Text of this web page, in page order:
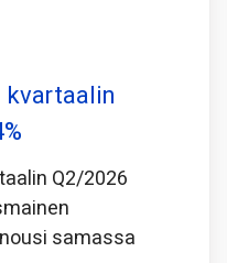
Q2/2026
samassa